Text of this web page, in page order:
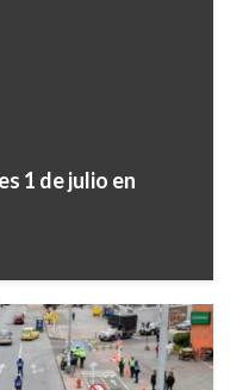
1 de julio en